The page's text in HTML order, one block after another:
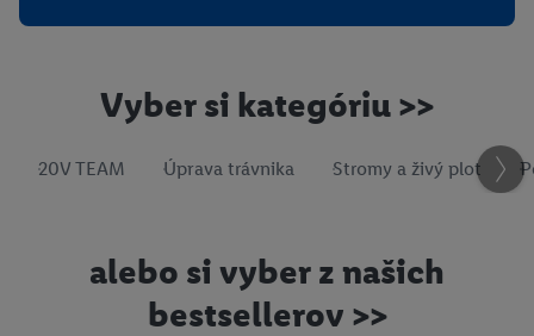
Vyber si kategóriu >>
20V TEAM Úprava trávnika Stromy a živý plot
alebo si vyber z našich
bestsellerov >>